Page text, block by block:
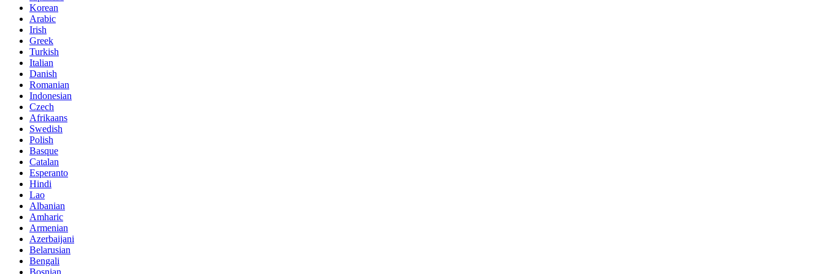
Korean
Arabic
Irish
Greek
Turkish
Italian
Danish
Romanian
Indonesian
Czech
Afrikaans
Swedish
Polish
Basque
Catalan
Esperanto
Hindi
Lao
Albanian
Amharic
Armenian
Azerbaijani
Belarusian
Bengali